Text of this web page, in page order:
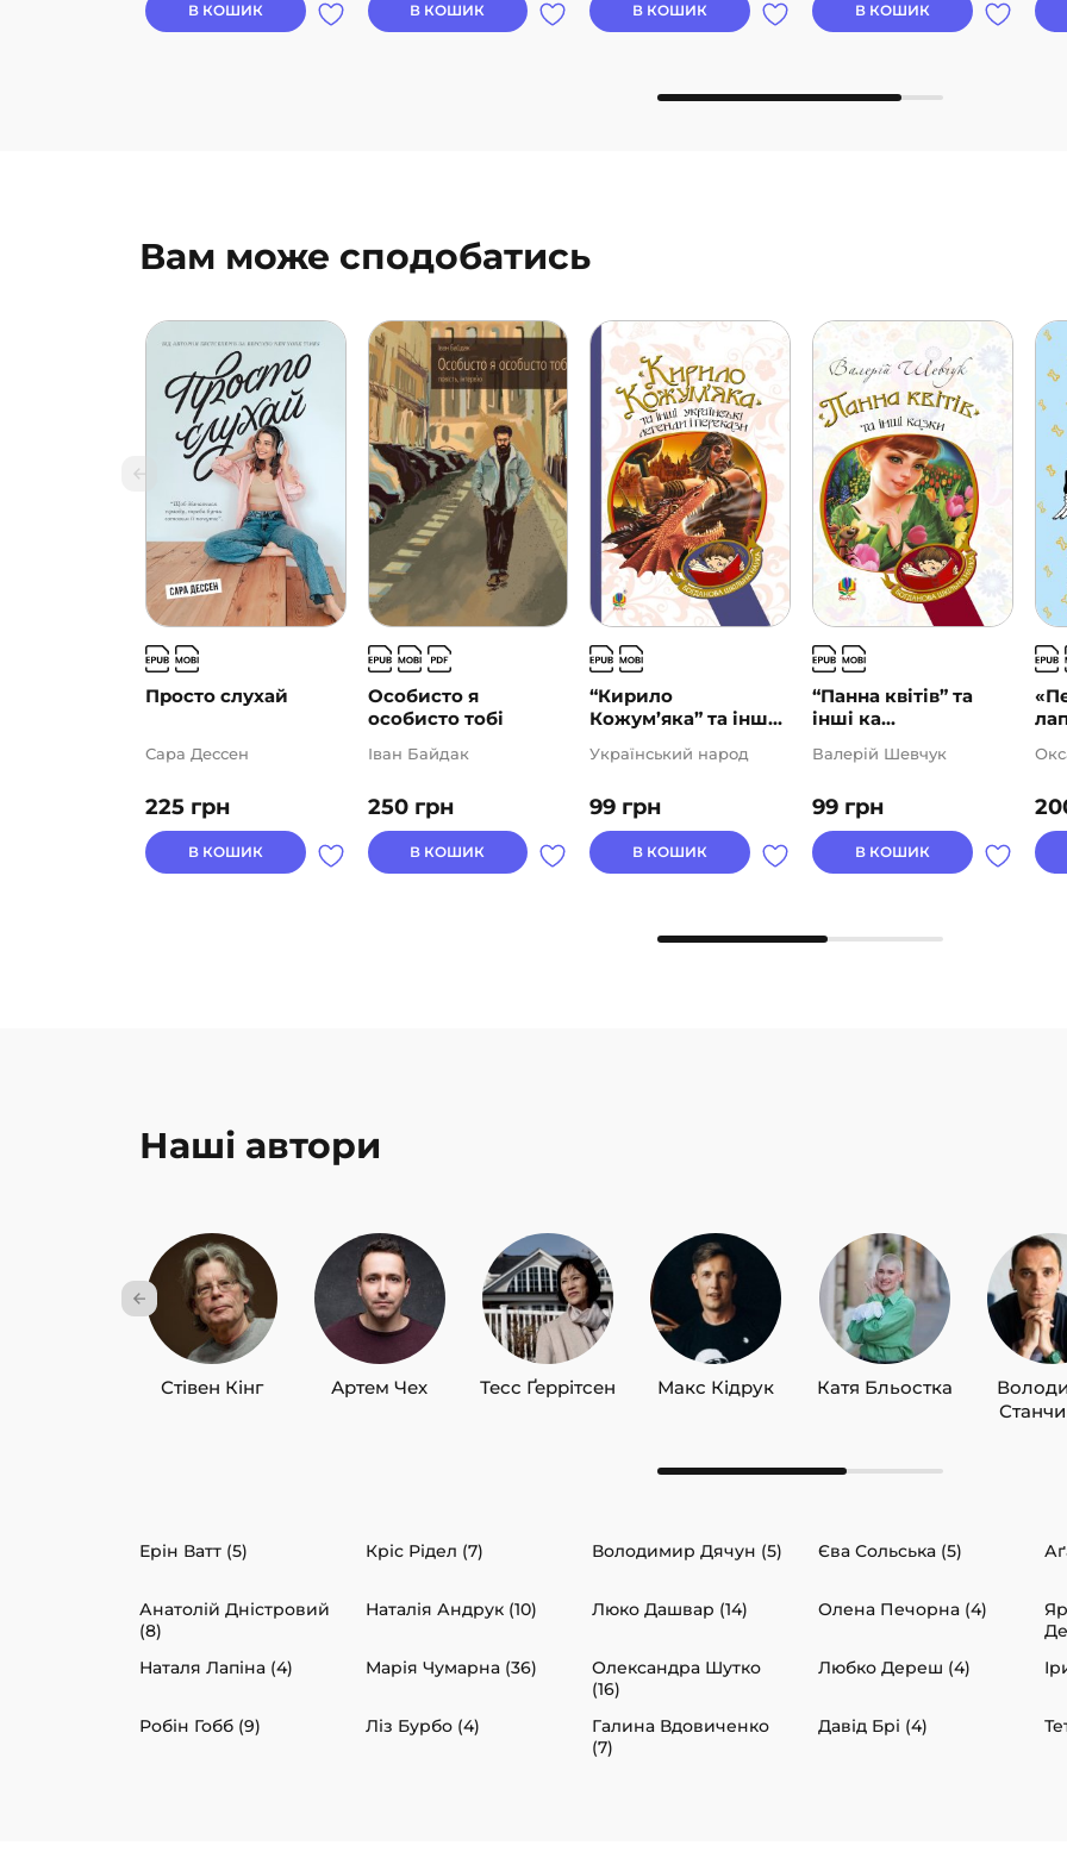
В КОШИК В КОШИК В КОШИК В КОШИК
Вам може сподобатись
Просто слухай
225 грн
Сара Дессен
В КОШИК
Особисто я
особисто тобі
250 грн
Іван Байдак
В КОШИК
“Кирило
Кожум’яка” та інш...
99 грн
Український народ
В КОШИК
“Панна квітів” та
інші ка...
99 грн
Валерій Шевчук
В КОШИК
Наші автори
Стівен Кінг Артем Чех Тесс Ґеррітсен Макс Кідрук Катя Бльостка
Ерін Ватт (5) Кріс Рідел (7) Володимир Дячун (5) Єва Сольська (5)
Анатолій Дністровий
(8)
Наталія Андрук (10) Люко Дашвар (14) Олена Печорна (4)
Наталя Лапіна (4)
Марія Чумарна (36)
Олександра Шутко
(16)
Любко Дереш (4)
Робін Гобб (9) Ліз Бурбо (4)
Галина Вдовиченко
(7)
Давід Брі (4)